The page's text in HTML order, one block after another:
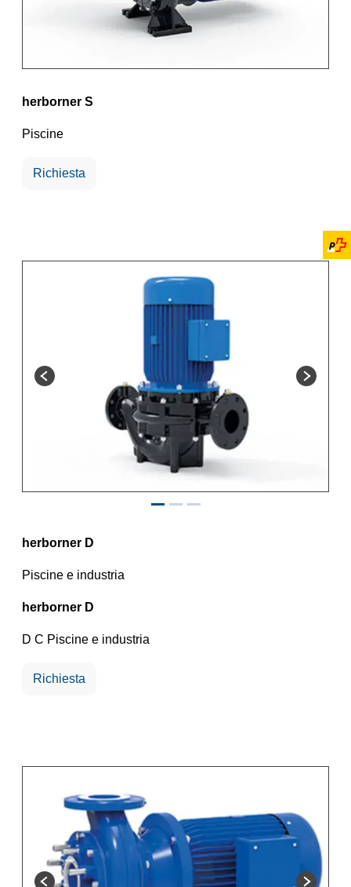
herborner S
Piscine
Richiesta
herborner D
Piscine e industria
herborner D
D C Piscine e industria
Richiesta